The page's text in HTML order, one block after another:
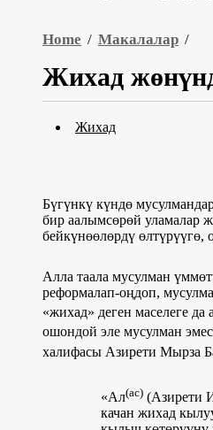
Home / Макалалар /
Жихад
Жихад
Бүгүнкү күндө
бир аалымсөрөй уламалар
бейкүнөөлөрдү
Алла таала мусулман
реформалап-оңдоп,
«жихад» деген маселеге да
ошондой эле мусулман
халифасы Азирети Мырза
«Ал(ас) (Азирети
качан жихад